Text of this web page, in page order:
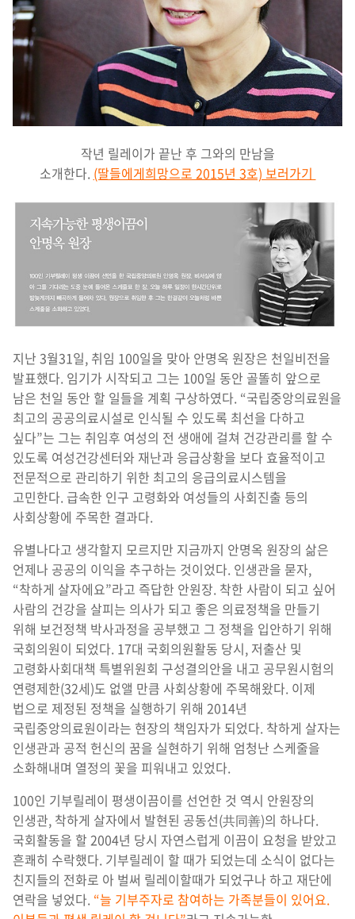
작년 릴레이가 끝난 후 그와의 만남을
소개한다. (딸들에게희망으로 2015년 3호) 보러가기
지난 3월31일, 취임 100일을 맞아 안명옥 원장은 천일비전을
발표했다. 임기가 시작되고 그는 100일 동안 골똘히 앞으로
남은 천일 동안 할 일들을 계획 구상하였다. “국립중앙의료원을
최고의 공공의료시설로 인식될 수 있도록 최선을 다하고
싶다”는 그는 취임후 여성의 전 생애에 걸쳐 건강관리를 할 수
있도록 여성건강센터와 재난과 응급상황을 보다 효율적이고
전문적으로 관리하기 위한 최고의 응급의료시스템을
고민한다. 급속한 인구 고령화와 여성들의 사회진출 등의
사회상황에 주목한 결과다.
유별나다고 생각할지 모르지만 지금까지 안명옥 원장의 삶은
언제나 공공의 이익을 추구하는 것이었다. 인생관을 묻자,
“착하게 살자에요”라고 즉답한 안원장. 착한 사람이 되고 싶어
사람의 건강을 살피는 의사가 되고 좋은 의료정책을 만들기
위해 보건정책 박사과정을 공부했고 그 정책을 입안하기 위해
국회의원이 되었다. 17대 국회의원활동 당시, 저출산 및
고령화사회대책 특별위원회 구성결의안을 내고 공무원시험의
연령제한(32세)도 없앨 만큼 사회상황에 주목해왔다. 이제
법으로 제정된 정책을 실행하기 위해 2014년
국립중앙의료원이라는 현장의 책임자가 되었다. 착하게 살자는
인생관과 공적 헌신의 꿈을 실현하기 위해 엄청난 스케줄을
소화해내며 열정의 꽃을 피워내고 있었다.
100인 기부릴레이 평생이끔이를 선언한 것 역시 안원장의
인생관, 착하게 살자에서 발현된 공동선(共同善)의 하나다.
국회활동을 할 2004년 당시 자연스럽게 이끔이 요청을 받았고
흔쾌히 수락했다. 기부릴레이 할 때가 되었는데 소식이 없다는
친지들의 전화로 아 벌써 릴레이할때가 되었구나 하고 재단에
연락을 넣었다. “늘 기부주자로 참여하는 가족분들이 있어요.